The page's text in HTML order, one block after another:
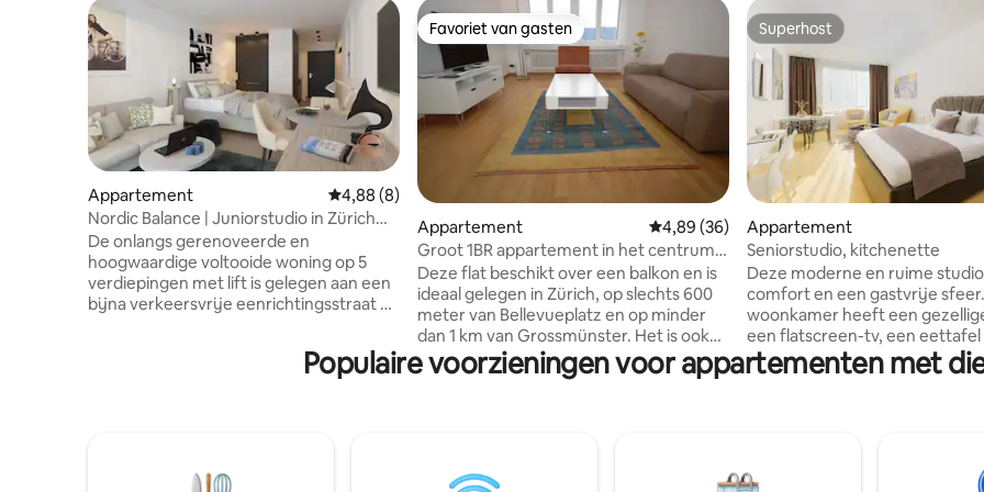
Appartement Gemiddelde beoordeling van 4,88 op 5, 8 recensies
4,88 (8)
Nordic Balance | Juniorstudio in Zürich
Seefeld
De onlangs gerenoveerde en
hoogwaardige voltooide woning op 5
verdiepingen met lift is gelegen aan een
bijna verkeersvrije eenrichtingsstraat en
een onbelemmerde groene weide. Deze
Nieuwe OPENING: wees een van de
Favoriet van gasten
Favoriet van gasten
Appartement Gemiddelde beoordeling van 4,89 op 5, 36
4,89 (36)
Groot 1BR appartement in het centrum
(Mill 3.55)
Deze flat beschikt over een balkon en is
ideaal gelegen in Zürich, op slechts 600
meter van Bellevueplatz en op minder
dan 1 km van Grossmünster. Het is ook
gunstig gelegen op minder dan 1 km van
Fraumünster en is bereikbaar via een lift.
over een ruime woonkamer met een
Superhost
Superhost
Appartement
Seniorstudio, kitchenette
Deze moderne en ruime
comfort en een gastvrije
woonkamer heeft een
een flatscreen-tv, een eettafel
bureau. De volledig uitgeruste
voorzien van een keramische
comfortabel
genieten van een eigen
Populaire voorzieningen voor appartementen met